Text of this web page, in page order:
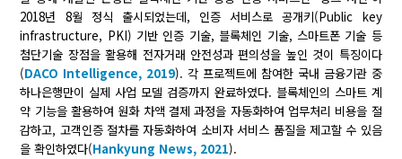
2018년 8월 정식 출시되었는데, 인증 서비스로 공개키(Public key
infrastructure, PKI) 기반 인증 기술, 블록체인 기술, 스마트폰 기술 등
첨단기술 장점을 활용해 전자거래 안전성과 편의성을 높인 것이 특징이다
(DACO Intelligence, 2019). 각 프로젝트에 참여한 국내 금융기관 중
하나은행만이 실제 사업 모델 검증까지 완료하였다. 블록체인의 스마트 계
약 기능을 활용하여 원화 차액 결제 과정을 자동화하여 업무처리 비용을 절
감하고, 고객인증 절차를 자동화하여 소비자 서비스 품질을 제고할 수 있음
을 확인하였다(Hankyung News, 2021).